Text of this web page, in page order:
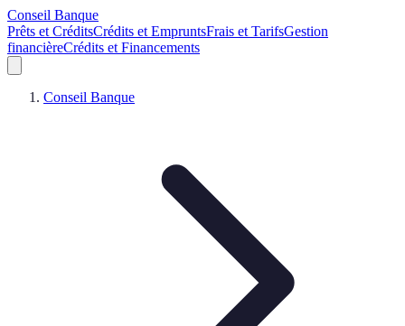
Conseil Banque
Prêts et CréditsCrédits et EmpruntsFrais et TarifsGestion
financièreCrédits et Financements
Conseil Banque